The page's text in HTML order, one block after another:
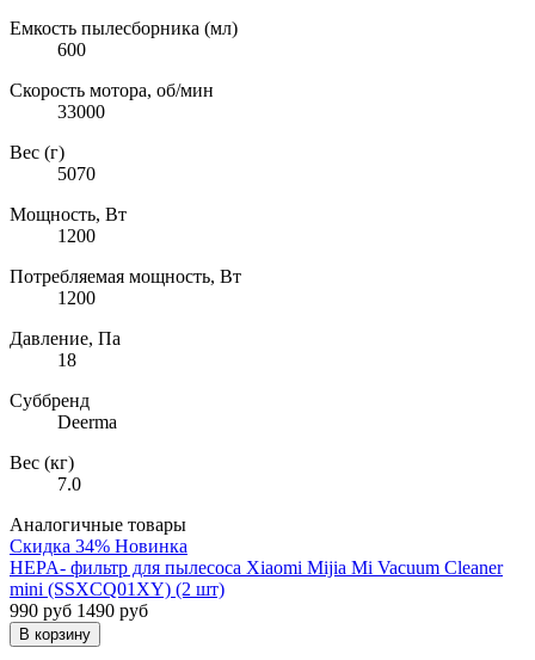
Емкость пылесборника (мл)
600
Скорость мотора, об/мин
33000
Вес (г)
5070
Мощность, Вт
1200
Потребляемая мощность, Вт
1200
Давление, Па
18
Суббренд
Deerma
Вес (кг)
7.0
Аналогичные товары
Скидка 34% Новинка
HEPA- фильтр для пылесоса Xiaomi Mijia Mi Vacuum Cleaner
mini (SSXCQ01XY) (2 шт)
990 руб 1490 руб
В корзину